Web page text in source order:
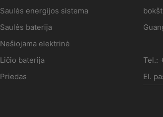
Saulės energijos sistema
Saulės baterija
Nešiojama elektrinė
Ličio baterija
Priedas
Tel.:
El.